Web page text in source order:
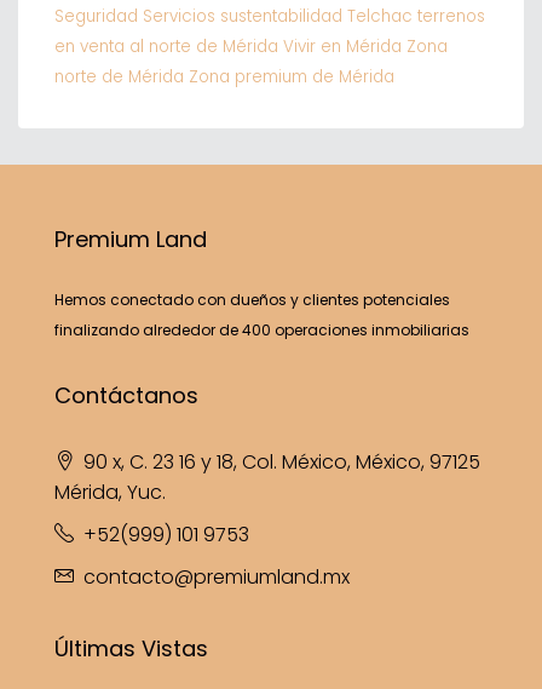
Seguridad Servicios sustentabilidad Telchac terrenos
en venta al norte de Mérida Vivir en Mérida Zona
norte de Mérida Zona premium de Mérida
Premium Land
Hemos conectado con dueños y clientes potenciales
finalizando alrededor de 400 operaciones inmobiliarias
Contáctanos
90 x, C. 23 16 y 18, Col. México, México, 97125
Mérida, Yuc.
+52(999) 101 9753
contacto@premiumland.mx
Últimas Vistas